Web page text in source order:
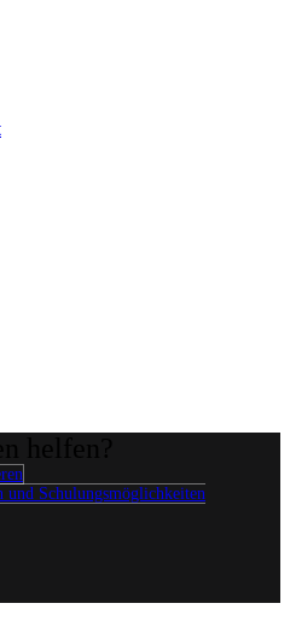
und Schulungsmöglichkeiten